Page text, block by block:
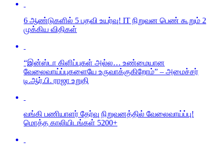
6 ஆண்டுகளில் 5 பதவி உயர்வு! IT நிறுவன பெண் கூறும் 2
முக்கிய விதிகள்
“இன்ஸ்டா கிளிப்புகள் அல்ல… உண்மையான
வேலைவாய்ப்புகளையே உருவாக்குகிறோம்” – அமைச்சர்
டி.ஆர்.பி. ராஜா உறுதி
வங்கி பணியாளர் தேர்வு நிறுவனத்தில் வேலைவாய்ப்பு!
மொத்த காலியிடங்கள் 5200+